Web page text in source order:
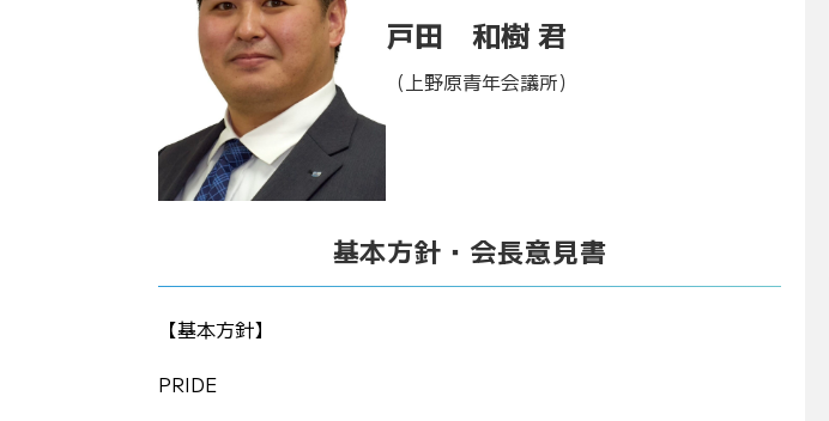
戸田 和樹 君
（上野原青年会議所）
基本方針・会長意見書
【基本方針】
PRIDE